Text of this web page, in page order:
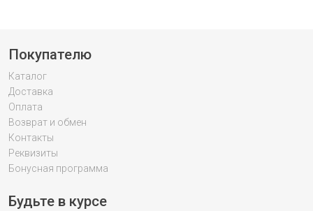
Покупателю
Каталог
Доставка
Оплата
Возврат и обмен
Контакты
Реквизиты
Бонусная программа
Будьте в курсе